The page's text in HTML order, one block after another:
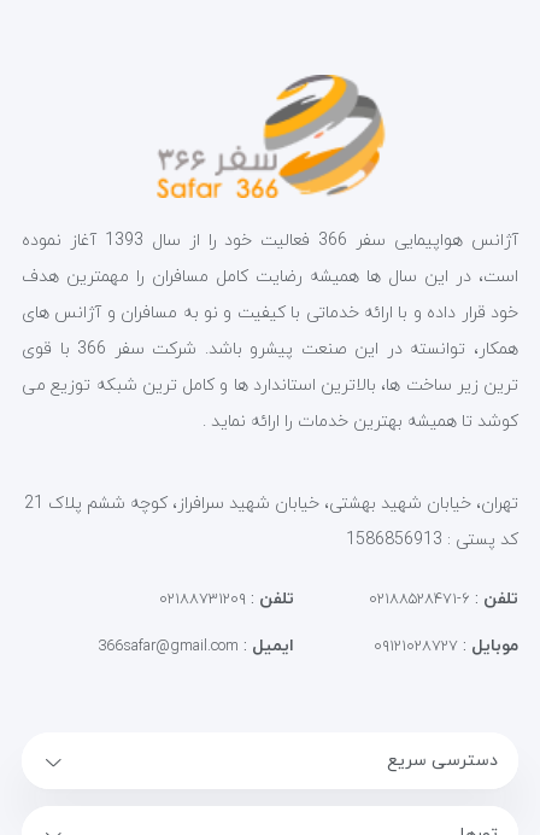
آژانس هواپیمایی سفر 366 فعالیت خود را از سال 1393 آغاز نموده
است، در این سال ها همیشه رضایت کامل مسافران را مهمترین هدف
خود قرار داده و با ارائه خدماتی با کیفیت و نو به مسافران و آژانس های
همکار، توانسته در این صنعت پیشرو باشد. شرکت سفر 366 با قوی
ترین زیر ساخت ها، بالاترین استاندارد ها و کامل ترین شبکه توزیع می
کوشد تا همیشه بهترین خدمات را ارائه نماید .
تهران، خیابان شهید بهشتی، خیابان شهید سرافراز، کوچه ششم پلاک 21
کد پستی : 1586856913
تلفن : ۶-۰۲۱۸۸۵۲۸۴۷۱ تلفن : ۰۲۱۸۸۷۳۱۲۰۹
موبایل : ۰۹۱۲۱۰۲۸۷۲۷ ایمیل :
366safar@gmail.com
دسترسی سریع